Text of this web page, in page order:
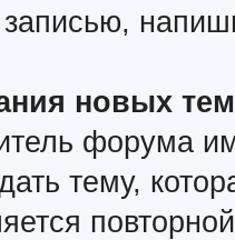
записью,
новых
форума
тему,